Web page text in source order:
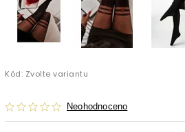
Kód: Zvolte variantu
Neohodnoceno